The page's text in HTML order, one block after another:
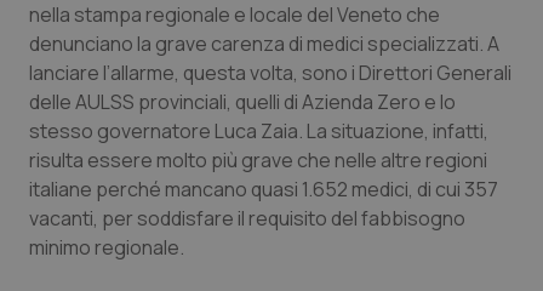
Calabria
Campania
Emilia-Romagna
Friuli Venezia Giulia
Asma & BPCO
Car-T
Colesterolo & coronaropatie
Dermatite Atopica
nella stampa regionale e locale del Veneto che
denunciano la grave carenza di medici specializzati. A
lanciare l’allarme, questa volta, sono i Direttori Generali
delle AULSS provinciali, quelli di Azienda Zero e lo
stesso governatore Luca Zaia. La situazione, infatti,
risulta essere molto più grave che nelle altre regioni
italiane perché mancano quasi 1.652 medici, di cui 357
vacanti, per soddisfare il requisito del fabbisogno
minimo regionale.